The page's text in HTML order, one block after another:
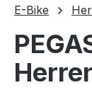
E-Bike